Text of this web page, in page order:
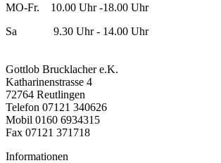
MO-Fr. 10.00 Uhr -18.00 Uhr
Sa 9.30 Uhr - 14.00 Uhr
Gottlob Brucklacher e.K.
Katharinenstrasse 4
72764 Reutlingen
Telefon 07121 340626
Mobil 0160 6934315
Fax 07121 371718
Informationen